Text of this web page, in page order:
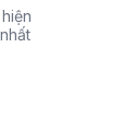
50% - Cơ hội